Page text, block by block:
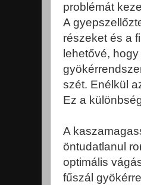
problémát
A
részeket és a
lehetővé,
szét. Enélkül
Ez a
A
öntudatlanul
optimális
fűszál